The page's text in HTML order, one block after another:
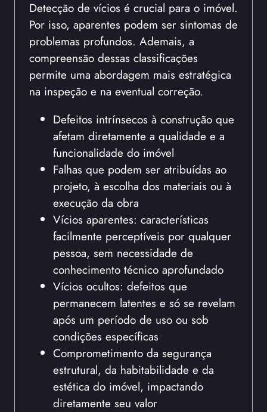
Detecção de vícios é crucial para o imóvel.
Por isso, aparentes podem ser sintomas de
problemas profundos. Ademais, a
compreensão dessas classificações
permite uma abordagem mais estratégica
na inspeção e na eventual correção.
Defeitos intrínsecos à construção que
afetam diretamente a qualidade e a
funcionalidade do imóvel
Falhas que podem ser atribuídas ao
projeto, à escolha dos materiais ou à
execução da obra
Vícios aparentes: características
facilmente perceptíveis por qualquer
pessoa, sem necessidade de
conhecimento técnico aprofundado
Vícios ocultos: defeitos que
permanecem latentes e só se revelam
após um período de uso ou sob
condições específicas
Comprometimento da segurança
estrutural, da habitabilidade e da
estética do imóvel, impactando
diretamente seu valor